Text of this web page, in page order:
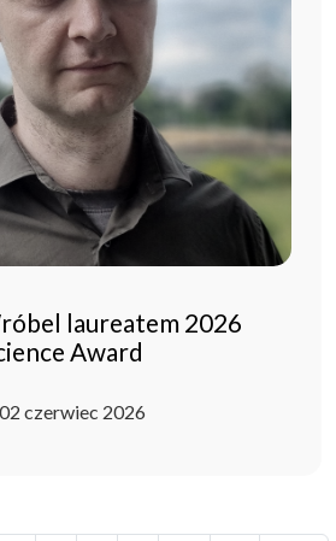
laureatem 2026
Award
czerwiec 2026